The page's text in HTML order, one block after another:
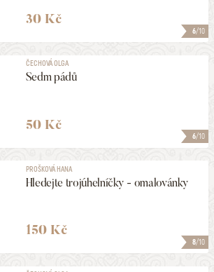
6/10
30 Kč
6/10
ČECHOVÁ OLGA
Sedm pádů
50 Kč
8/10
PROŠKOVÁ HANA
Hledejte trojúhelníčky - omalovánky
150 Kč